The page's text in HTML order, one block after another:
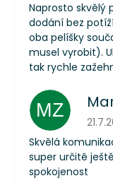
Naprosto skvělý
dodání bez
oba pelíšky
musel vyrobit).
tak rychle
MZ
Skvělá
super určitě
spokojenost